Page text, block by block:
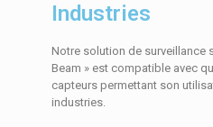
Industries
Notre solution de surveillance
Beam » est compatible avec
capteurs permettant son
industries.